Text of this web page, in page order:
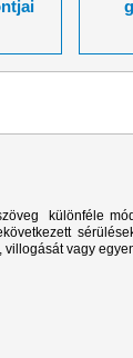
különféle
vagy